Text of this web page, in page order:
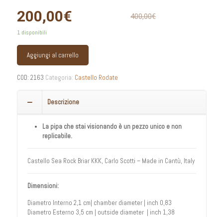
400,00€
200,00€
1 disponibili
Aggiungi al carrello
COD: 2163 Categoria: Castello Rodate
Descrizione
La pipa che stai visionando è un pezzo unico e non
replicabile.
Castello Sea Rock Briar KKK, Carlo Scotti – Made in Cantù, Italy
Dimensioni:
Diametro Interno 2,1 cm| chamber diameter | inch 0,83
Diametro Esterno 3,5 cm | outside diameter | inch 1,38